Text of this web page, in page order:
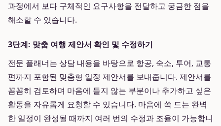
과정에서 보다 구체적인 요구사항을 전달하고 궁금한 점을
해소할 수 있습니다.
3단계: 맞춤 여행 제안서 확인 및 수정하기
전문 플래너는 상담 내용을 바탕으로 항공, 숙소, 투어, 교통
편까지 포함된 맞춤형 일정 제안서를 보내줍니다. 제안서를
꼼꼼히 검토하며 마음에 들지 않는 부분이나 추가하고 싶은
활동을 자유롭게 요청할 수 있습니다. 마음에 쏙 드는 완벽
한 일정이 완성될 때까지 여러 번의 수정과 조율이 가능합니